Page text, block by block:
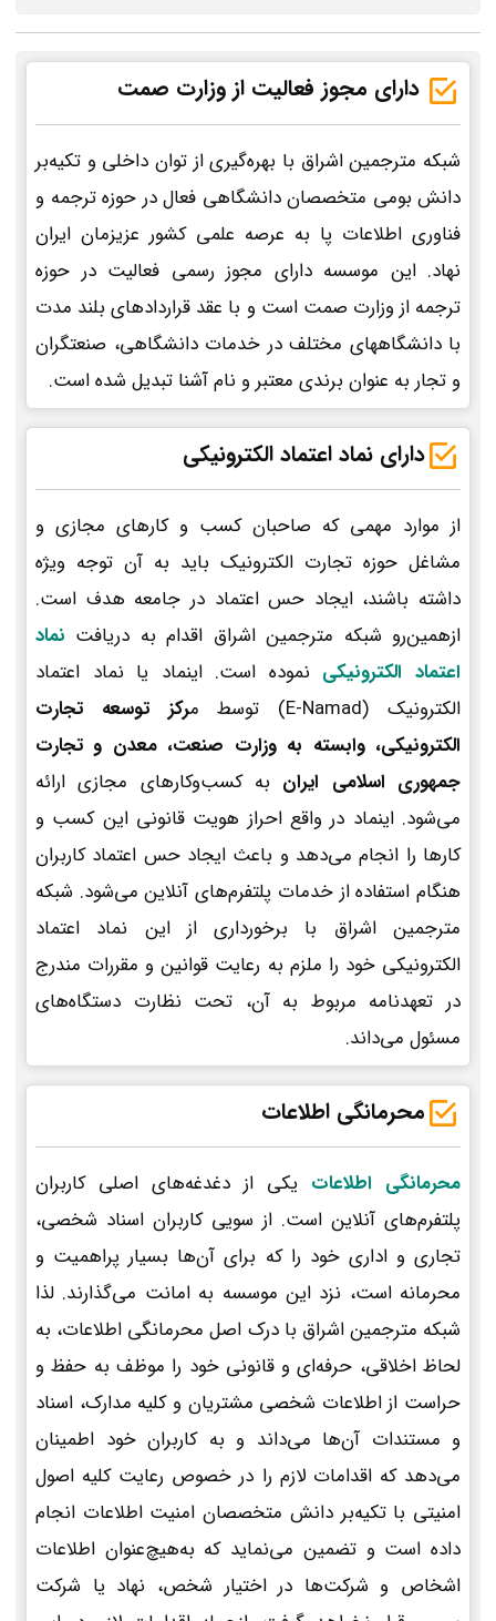
دارای مجوز فعالیت از وزارت صمت
شبکه مترجمین اشراق با بهره‌گیری از توان داخلی و تکیه‌بر
دانش بومی متخصصان دانشگاهی فعال در حوزه ترجمه و
فناوری اطلاعات پا به عرصه علمی کشور عزیزمان ایران
نهاد. این موسسه دارای مجوز رسمی فعالیت در حوزه
ترجمه از وزارت صمت است و با عقد قراردادهای بلند مدت
با دانشگاههای مختلف در خدمات دانشگاهی، صنعتگران
و تجار به عنوان برندی معتبر و نام آشنا تبدیل شده است.
دارای نماد اعتماد الکترونیکی
از موارد مهمی که صاحبان کسب و کارهای مجازی و
مشاغل حوزه تجارت الکترونیک باید به آن توجه ویژه
داشته باشند، ایجاد حس اعتماد در جامعه هدف است.
ازهمین‌رو شبکه مترجمین اشراق اقدام به دریافت نماد
اعتماد الکترونیکی نموده است. اینماد یا نماد اعتماد
الکترونیک (E-Namad) توسط م
رکز توسعه تجارت
الکترونیکی، وابسته به وزارت صنعت، معدن و تجارت
جمهوری اسلامی ایران به کسب‌وکارهای مجازی ارائه
می‌شود. اینماد در واقع احراز هویت قانونی این کسب و
کارها را انجام می‌دهد و باعث ایجاد حس اعتماد کاربران
هنگام استفاده از خدمات پلتفرم‌های آنلاین می‌شود. شبکه
مترجمین اشراق با برخورداری از این نماد اعتماد
الکترونیکی خود را ملزم به رعایت قوانین و مقررات مندرج
در تعهدنامه مربوط به آن، تحت نظارت دستگاه‌های
مسئول می‌داند.
محرمانگی اطلاعات
محرمانگی اطلاعات یکی از دغدغه‌های اصلی کاربران
پلتفرم‌های آنلاین است. از سویی کاربران اسناد شخصی،
تجاری و اداری خود را که برای آن‌ها بسیار پراهمیت و
محرمانه است، نزد این موسسه به امانت می‌گذارند. لذا
شبکه مترجمین اشراق با درک اصل محرمانگی اطلاعات، به
لحاظ اخلاقی، حرفه‌ای و قانونی خود را موظف به حفظ و
حراست از اطلاعات شخصی مشتریان و کلیه مدارک، اسناد
و مستندات آن‌ها می‌داند و به کاربران خود اطمینان
می‌دهد که اقدامات لازم را در خصوص رعایت کلیه اصول
امنیتی با تکیه‌بر دانش متخصصان امنیت اطلاعات انجام
داده است و تضمین می‌نماید که به‌هیچ‌عنوان اطلاعات
اشخاص و شرکت‌ها در اختیار شخص، نهاد یا شرکت